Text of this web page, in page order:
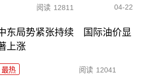
阅读 12811 04-22
东局势紧张持续 国际油价显
上涨
最热 阅读 12041